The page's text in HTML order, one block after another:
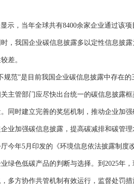
示，当年全球共有8400余家企业通过该
，我国企业碳信息披露多以定性信息披
差。
规范”是目前我国企业碳信息披露中存在的
主管部门应尽快出台统一的碳信息披露
同时建立完善的奖惩机制，推动企业加
业加强碳信息披露，提高碳减排和碳管理
今年5月印发的《环境信息依法披露制度
绿色低碳产品的判断与选择。到2025年
多方协作共管机制有效运行，监督处罚